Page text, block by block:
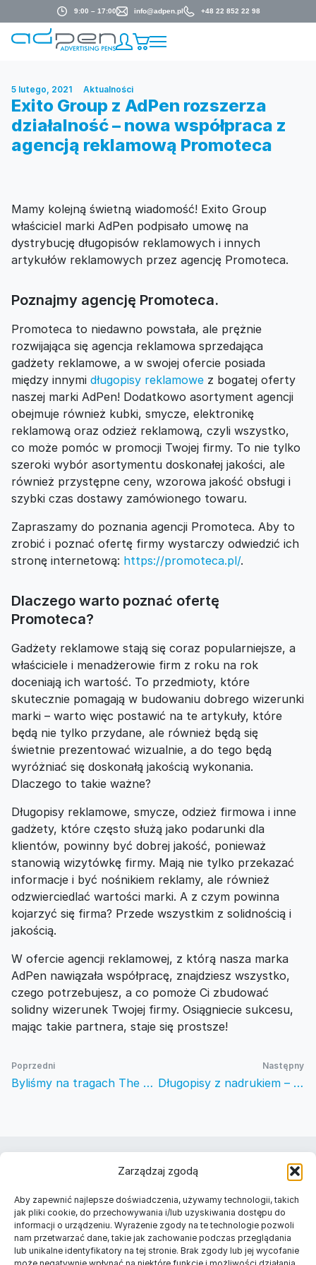
Zarządzaj zgodą
Aby zapewnić najlepsze doświadczenia, używamy technologii, takich
jak pliki cookie, do przechowywania i/lub uzyskiwania dostępu do
informacji o urządzeniu. Wyrażenie zgody na te technologie pozwoli
nam przetwarzać dane, takie jak zachowanie podczas przeglądania
lub unikalne identyfikatory na tej stronie. Brak zgody lub jej wycofanie
9:00 – 17:00 info@adpen.pl +48 22 852 22 98
5 lutego, 2021 Aktualności
Exito Group z AdPen rozszerza
działalność – nowa współpraca z
agencją reklamową Promoteca
Mamy kolejną świetną wiadomość! Exito Group
właściciel marki AdPen podpisało umowę na
dystrybucję długopisów reklamowych i innych
artykułów reklamowych przez agencję Promoteca.
Poznajmy agencję Promoteca.
Promoteca to niedawno powstała, ale prężnie
rozwijająca się agencja reklamowa sprzedająca
gadżety reklamowe, a w swojej ofercie posiada
między innymi długopisy reklamowe z bogatej oferty
naszej marki AdPen! Dodatkowo asortyment agencji
obejmuje również kubki, smycze, elektronikę
reklamową oraz odzież reklamową, czyli wszystko,
co może pomóc w promocji Twojej firmy. To nie tylko
szeroki wybór asortymentu doskonałej jakości, ale
również przystępne ceny, wzorowa jakość obsługi i
szybki czas dostawy zamówionego towaru.
Zapraszamy do poznania agencji Promoteca. Aby to
zrobić i poznać ofertę firmy wystarczy odwiedzić ich
stronę internetową: https://promoteca.pl/.
Dlaczego warto poznać ofertę
Promoteca?
Gadżety reklamowe stają się coraz popularniejsze, a
właściciele i menadżerowie firm z roku na rok
doceniają ich wartość. To przedmioty, które
skutecznie pomagają w budowaniu dobrego wizerunki
marki – warto więc postawić na te artykuły, które
będą nie tylko przydane, ale również będą się
świetnie prezentować wizualnie, a do tego będą
wyróżniać się doskonałą jakością wykonania.
Dlaczego to takie ważne?
Długopisy reklamowe, smycze, odzież firmowa i inne
gadżety, które często służą jako podarunki dla
klientów, powinny być dobrej jakość, ponieważ
stanowią wizytówkę firmy. Mają nie tylko przekazać
informacje i być nośnikiem reklamy, ale również
odzwierciedlać wartości marki. A z czym powinna
kojarzyć się firma? Przede wszystkim z solidnością i
jakością.
W ofercie agencji reklamowej, z którą nasza marka
AdPen nawiązała współpracę, znajdziesz wszystko,
czego potrzebujesz, a co pomoże Ci zbudować
solidny wizerunek Twojej firmy. Osiągniecie sukcesu,
mając takie partnera, staje się prostsze!
Poprzedni
Byliśmy na tragach The PSI Trade Show 2020!
Następny
Długopisy z nadrukiem – tani i sprawdzony sposób reklamy
Znajdź nas w Twoim mieście
Długopisy reklamowe Warszawa
Długopisy reklamowe Kraków
Długopisy reklamowe Łódź
Długopisy reklamowe Gdańsk